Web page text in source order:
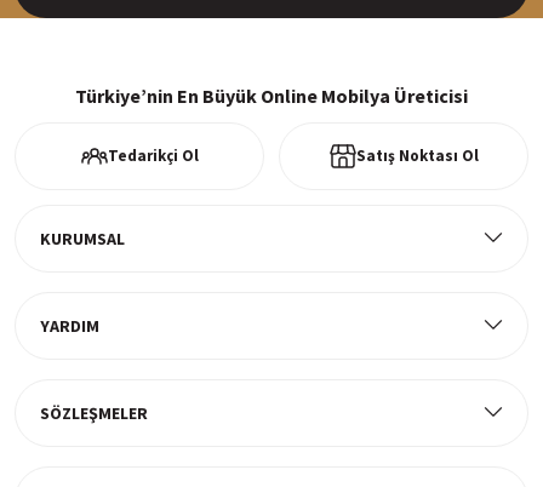
Türkiye’nin En Büyük Online Mobilya Üreticisi
Tedarikçi Ol Satış Noktası Ol
KURUMSAL
YARDIM
SÖZLEŞMELER